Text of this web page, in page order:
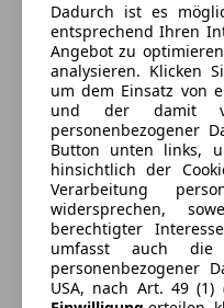
Energieverbrauch
Anderer Energieträger
Ausstattung
Komfort
360° Kamera
Mehr anzeigen
Dadurch ist es
entsprechend Ihren
Angebot zu
analysieren. Klicken
um dem Einsatz von
und der damit
personenbezogener
Button unten links,
hinsichtlich der
Verarbeitung
widersprechen,
berechtigter
umfasst auch die
personenbezogener
USA, nach Art. 49 (1)